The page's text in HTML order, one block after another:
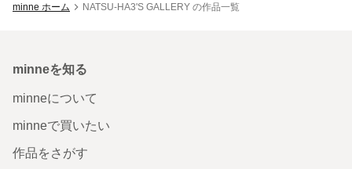
minne ホーム NATSU-HA3'S GALLERY の作品一覧
minneを知る
minneについて
minneで買いたい
作品をさがす